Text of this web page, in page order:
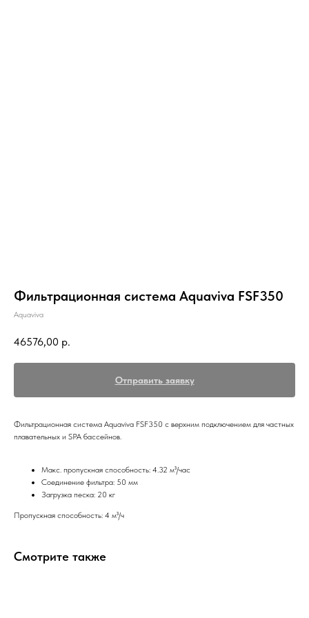
Фильтрационная система Aquaviva FSF350
Aquaviva
46576,00 р.
Отправить заявку
Фильтрационная система Aquaviva FSF350 с верхним подключением для частных
плавательных и SPA бассейнов.
Макс. пропускная способность: 4.32 м³/час
Соединение фильтра: 50 мм
Загрузка песка: 20 кг
Пропускная способность: 4 м³/ч
Смотрите также